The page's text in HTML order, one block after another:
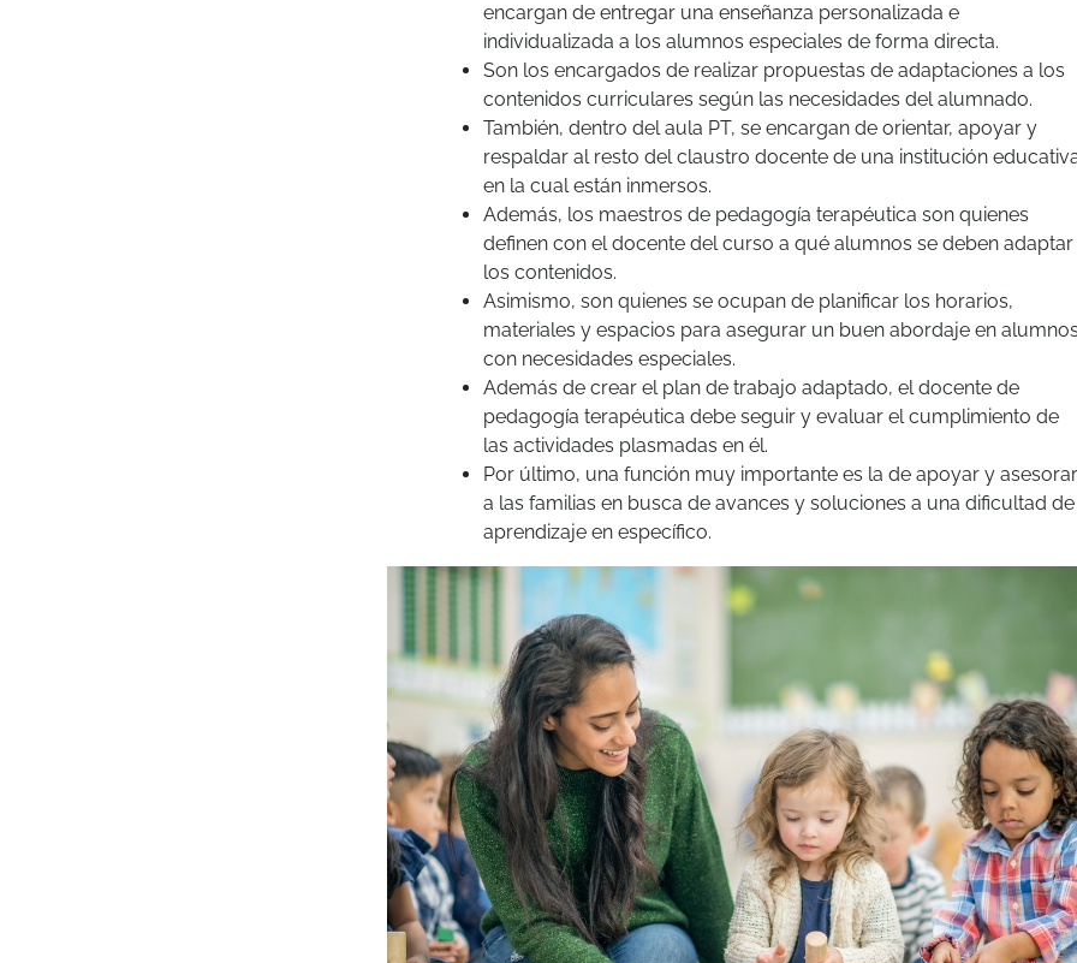
encargan de entregar una enseñanza personalizada e
individualizada a los alumnos especiales de forma directa.
Son los encargados de realizar propuestas de adaptaciones a los
contenidos curriculares según las necesidades del alumnado.
También, dentro del aula PT, se encargan de orientar, apoyar y
respaldar al resto delclaustro docente de una institución
en la cual están inmersos.
Además, los maestros de pedagogía terapéutica son quienes
definen con el docente del curso a qué alumnos se deben adaptar
los contenidos.
Asimismo, son quienes se ocupan de planificar los horarios,
materiales y espacios para asegurar un buen abordaje en
con necesidades especiales.
Además de crear el plan de trabajo adaptado, el docente de
pedagogía terapéutica debe seguir y evaluar el cumplimiento de
las actividades plasmadas en él.
Por último, una función muy importante es la de apoyar y asesorar
a las familias en busca de avances y soluciones a una dificultad de
aprendizaje en específico.